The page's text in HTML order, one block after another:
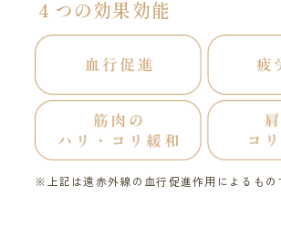
４つの効果効能
※上記は遠赤外線の血行促進作用によるもの